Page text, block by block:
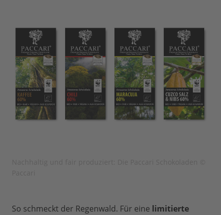
So schmeckt der Regenwald. Für eine limitierte